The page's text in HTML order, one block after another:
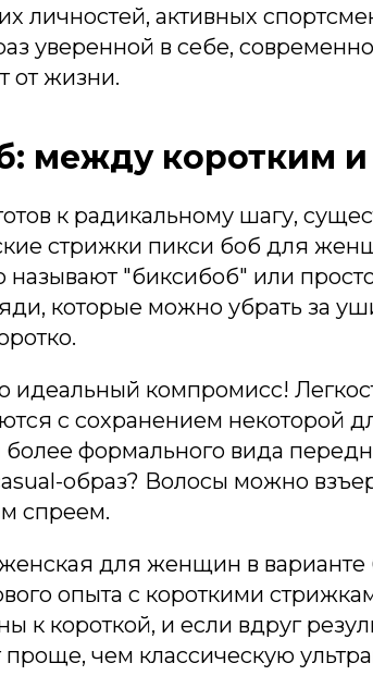
личностей, активных
уверенной в себе,
от жизни.
между коротким
к радикальному шагу,
стрижки пикси боб для
называют "биксибоб" или
которые можно убрать за
идеальный компромисс!
с сохранением некоторой
более формального вида
образ? Волосы можно
спреем.
для женщин в варианте
опыта с короткими
к короткой, и если вдруг
проще, чем классическую